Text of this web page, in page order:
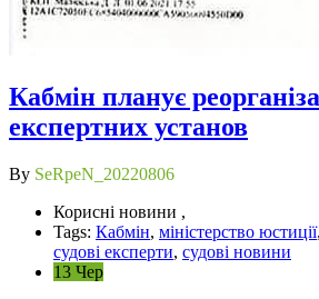
Кабмін планує
експертних установ
By SeRpeN_20220806
Корисні новини ,
Tags: Кабмін, міністерство юстиції,
судові експерти, судові новини
13 Чер